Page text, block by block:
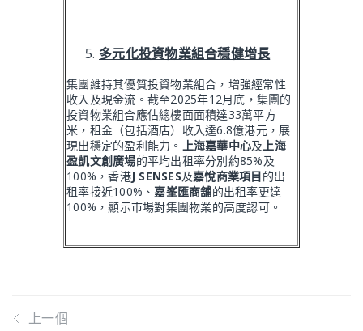
多元化投資物業組合穩健增長
集團維持其優質投資物業組合，增強經常性
收入及現金流。截至2025年12月底，集團的
投資物業組合應佔總樓面面積達33萬平方
米，租金（包括酒店）收入達6.8億港元，展
現出穩定的盈利能力。 上海嘉華中心及上海
盈凱文創廣場的平均出租率分別約85%及
100%，香港J SENSES及嘉悅商業項目的出
租率接近100%、 嘉峯匯商舖的出租率更達
100%，顯示市場對集團物業的高度認可。
上一個